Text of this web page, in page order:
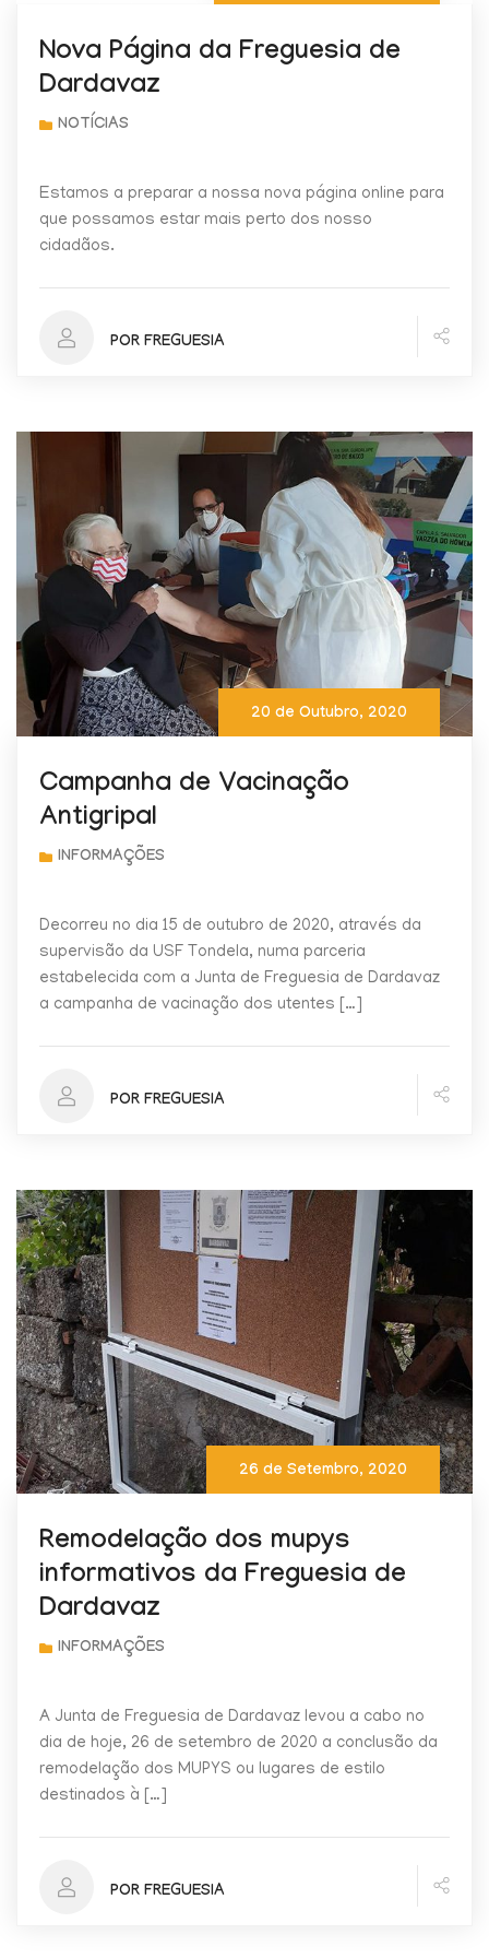
Nova Página da Freguesia de
Dardavaz
Estamos a preparar a nossa nova página online para
que possamos estar mais perto dos nosso
cidadãos.
POR FREGUESIA
20 de Outubro, 2020
Campanha de Vacinação
Antigripal
Decorreu no dia 15 de outubro de 2020, através da
supervisão da USF Tondela, numa parceria
estabelecida com a Junta de Freguesia de Dardavaz
a campanha de vacinação dos utentes […]
POR FREGUESIA
26 de Setembro, 2020
Remodelação dos mupys
informativos da Freguesia de
Dardavaz
A Junta de Freguesia de Dardavaz levou a cabo no
dia de hoje, 26 de setembro de 2020 a conclusão da
remodelação dos MUPYS ou lugares de estilo
destinados à […]
POR FREGUESIA